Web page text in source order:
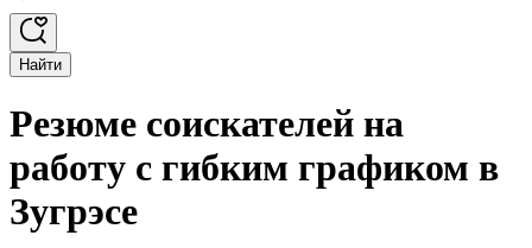
Найти
Резюме соискателей на
работу с гибким графиком в
Зугрэсе